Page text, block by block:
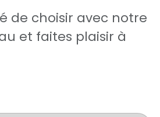
de choisir avec notre
et faites plaisir à